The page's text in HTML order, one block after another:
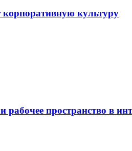
культуру
рабочее пространство в